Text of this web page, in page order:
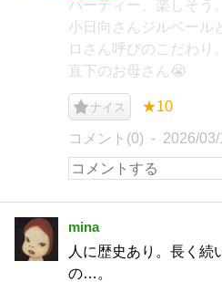
パーティー、楽しそう
小日向さんジルベール
ロさん呼びのこだわり
直下のお母さん😭
ナイス ★10
コメント(0) 2026/03/
mina
人に歴史あり。長く続
の…。